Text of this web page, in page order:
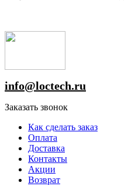
info@loctech.ru
Заказать звонок
Как сделать заказ
Оплата
Доставка
Контакты
Акции
Возврат